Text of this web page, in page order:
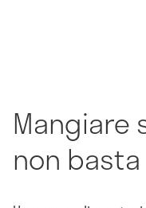
Mangiare
non basta